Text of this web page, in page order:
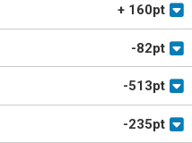
+ 160pt
-82pt
-513pt
-235pt